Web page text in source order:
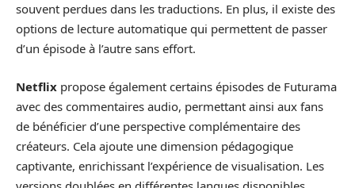
souvent perdues dans les traductions. En plus, il existe des
options de lecture automatique qui permettent de passer
d’un épisode à l’autre sans effort.
Netflix propose également certains épisodes de Futurama
avec des commentaires audio, permettant ainsi aux fans
de bénéficier d’une perspective complémentaire des
créateurs. Cela ajoute une dimension pédagogique
captivante, enrichissant l’expérience de visualisation. Les